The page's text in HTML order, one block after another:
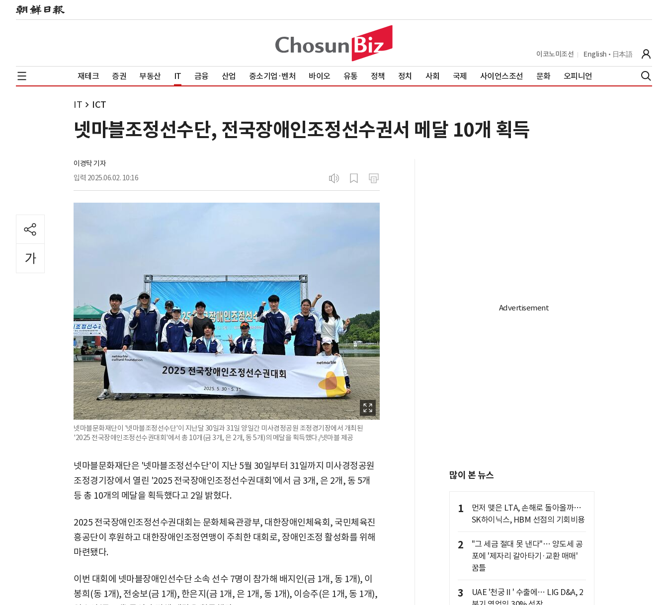
이코노미조선 English 日本語
재테크 증권 부동산 IT 금융 산업 중소기업·벤처 바이오 유통 정책 정치 사회 국제 사이언스조선 문화 오피니언
IT ICT
넷마블조정선수단, 전국장애인조정선수권서 메달 10개 획득
이경탁 기자
입력 2025.06.02. 10:16
넷마블문화재단이 '넷마블조정선수단'이 지난달 30일과 31일 양일간 미사경정공원 조정경기장에서 개최된
'2025 전국장애인조정선수권대회'에서 총 10개(금 3개, 은 2개, 동 5개)의 메달을 획득했다./넷마블 제공
넷마블문화재단은 '넷마블조정선수단'이 지난 5월 30일부터 31일까지 미사경정공원
조정경기장에서 열린 '2025 전국장애인조정선수권대회'에서 금 3개, 은 2개, 동 5개
등 총 10개의 메달을 획득했다고 2일 밝혔다.
2025 전국장애인조정선수권대회는 문화체육관광부, 대한장애인체육회, 국민체육진
흥공단이 후원하고 대한장애인조정연맹이 주최한 대회로, 장애인조정 활성화를 위해
마련됐다.
이번 대회에 넷마블장애인선수단 소속 선수 7명이 참가해 배지인(금 1개, 동 1개), 이
봉희(동 1개), 전숭보(금 1개), 한은지(금 1개, 은 1개, 동 1개), 이승주(은 1개, 동 1개),
많이 본 뉴스
1
먼저 맺은 LTA, 손해로 돌아올까…
SK하이닉스, HBM 선점의 기회비용
2
"그 세금 절대 못 낸다"… 양도세 공
포에 '제자리 갈아타기·교환 매매'
꿈틀
3
UAE '천궁Ⅱ' 수출에… LIG D&A, 2